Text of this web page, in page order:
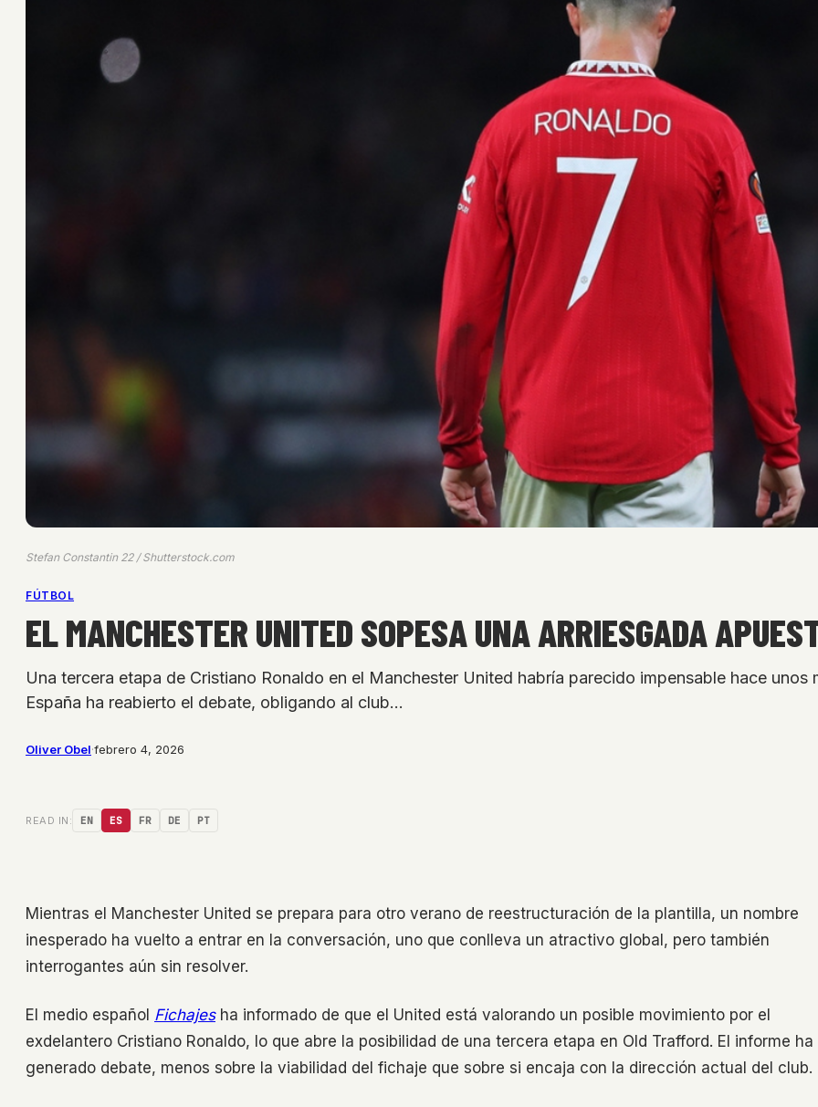
Stefan Constantin 22 / Shutterstock.com
FÚTBOL
EL MANCHESTER UNITED SOPESA UNA ARRIESGADA
Una tercera etapa de Cristiano Ronaldo en el Manchester United habría parecido impensable hace
España ha reabierto el debate, obligando al club…
Oliver Obel·febrero 4, 2026
READ IN: EN ES FR DE PT
Mientras el Manchester United se prepara para otro verano de reestructuración de la plantilla, un nombre
inesperado ha vuelto a entrar en la conversación, uno que conlleva un atractivo global, pero también
interrogantes aún sin resolver.
El medio español Fichajesha informado de que el United está valorando un posible movimiento por el
exdelantero Cristiano Ronaldo, lo que abre la posibilidad de una tercera etapa en Old Trafford. El informe ha
generado debate, menos sobre la viabilidad del fichaje que sobre si encaja con la dirección actual del club.